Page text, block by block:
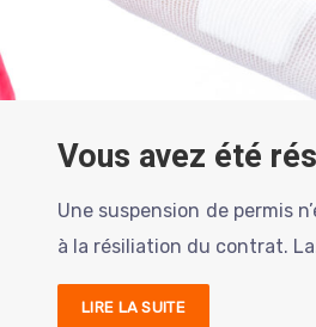
Vous avez été
Une suspension de permis
à la résiliation du contrat.
LIRE LA SUITE